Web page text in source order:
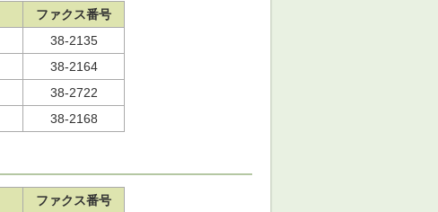
ファクス番号
38-2135
38-2164
38-2722
38-2168
ファクス番号